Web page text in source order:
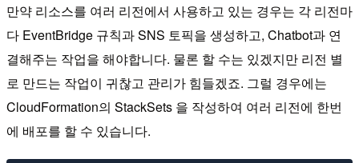
만약 리소스를 여러 리전에서 사용하고 있는 경우는 각 리전마
다 EventBridge 규칙과 SNS 토픽을 생성하고, Chatbot과 연
결해주는 작업을 해야합니다. 물론 할 수는 있겠지만 리전 별
로 만드는 작업이 귀찮고 관리가 힘들겠죠. 그럴 경우에는
CloudFormation의 StackSets 을 작성하여 여러 리전에 한번
에 배포를 할 수 있습니다.